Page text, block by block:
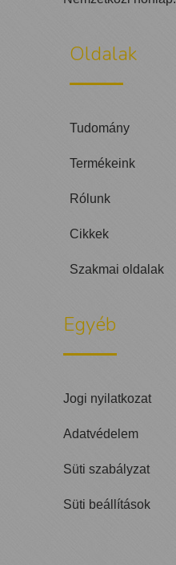
Oldalak
Tudomány
Termékeink
Rólunk
Cikkek
Szakmai oldalak
Egyéb
Jogi nyilatkozat
Adatvédelem
Süti szabályzat
Süti beállítások